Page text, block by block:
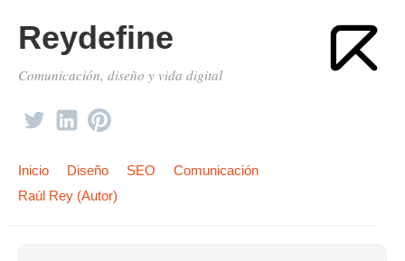
Reydefine
Comunicación, diseño y vida digital
Inicio Diseño SEO
Comunicación
Raúl Rey (Autor)